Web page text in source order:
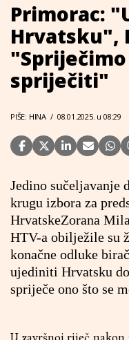
Primorac:
Hrvatsku",
spriječiti"
PIŠE: HINA / 08.01.2025. u 08:29
Jedino sučeljavanje
krugu izbora za
HrvatskeZorana
HTV-a obilježile su
konačne odluke
ujediniti Hrvatsku
spriječe ono što se